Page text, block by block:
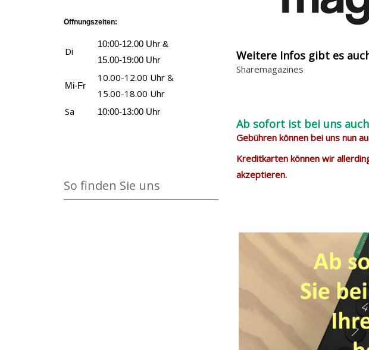
Öffnungszeiten:
Di
10:00-12.00 Uhr &
15.00-19:00 Uhr
Mi-Fr
10.00-12.00 Uhr &
15.00-18.00 Uhr
Sa
10:00-13:00 Uhr
So finden Sie uns
Weitere Infos gibt es
Sharemagazines
Ab sofort ist bei uns
Gebühren können bei uns nun
Kreditkarten können wir
akzeptieren.